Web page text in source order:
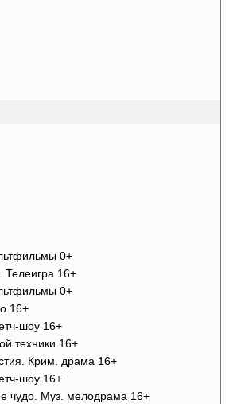
0+
Телеигра 16+
0+
16+
шоу 16+
техники 16+
Крим. драма 16+
шоу 16+
чудо. Муз. мелодрама 16+